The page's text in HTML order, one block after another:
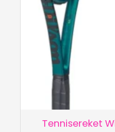
Tennisereket